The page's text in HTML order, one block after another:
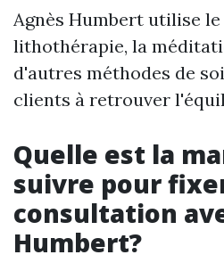
Agnès Humbert utilise le
lithothérapie, la
d'autres méthodes de
clients à retrouver
Quelle est la
suivre pour
consultation
Humbert?